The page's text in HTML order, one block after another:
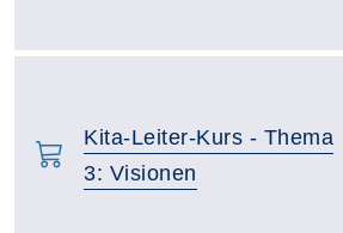
Kita-Leiter-Kurs - Thema
3: Visionen